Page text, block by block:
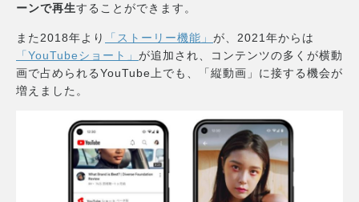
ーンで再生することができます。
また2018年より 「ストーリー機能」 が、2021年からは
「YouTubeショート」 が追加され、コンテンツの多くが横動
画で占められるYouTube上でも、「縦動画」に接する機会が
増えました。